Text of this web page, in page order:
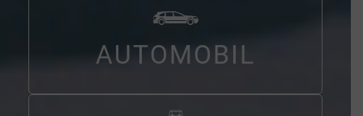
AUTOMOBIL